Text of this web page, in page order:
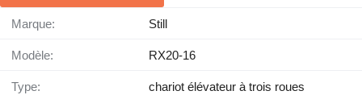
Marque: Still
Modèle: RX20-16
Type: chariot élévateur à trois roues